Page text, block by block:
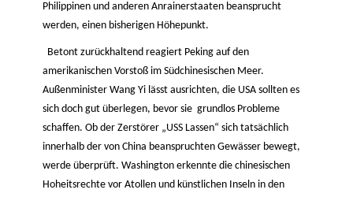
Philippinen und anderen Anrainerstaaten beansprucht
werden, einen bisherigen Höhepunkt.
Betont zurückhaltend reagiert Peking auf den
amerikanischen Vorstoß im Südchinesischen Meer.
Außenminister Wang Yi lässt ausrichten, die USA sollten es
sich doch gut überlegen, bevor sie grundlos Probleme
schaffen. Ob der Zerstörer „USS Lassen“ sich tatsächlich
innerhalb der von China beanspruchten Gewässer bewegt,
werde überprüft. Washington erkennte die chinesischen
Hoheitsrechte vor Atollen und künstlichen Inseln in den